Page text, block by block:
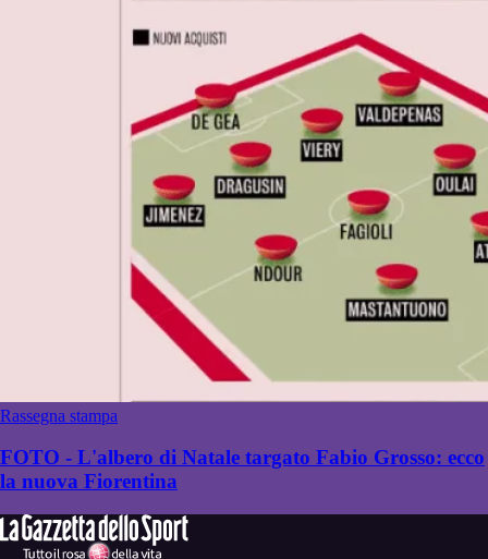
Rassegna stampa
FOTO - L'albero di Natale targato Fabio Grosso: ecco
la nuova Fiorentina